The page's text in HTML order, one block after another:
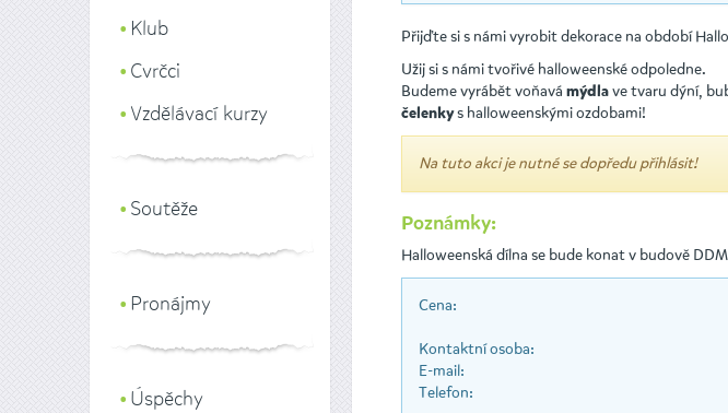
Klub
Cvrčci
Vzdělávací kurzy
Soutěže
Pronájmy
Úspěchy
Přijďte si s námi vyrobit dekorace na období
Užij si s námi tvořivé halloweenské odpoledne.
Budeme vyrábět voňavá mýdla ve tvaru dýní,
čelenkys halloweenskými ozdobami!
Na tuto akci je nutné se dopředu přihlásit!
Poznámky:
Halloweenská dílna se bude konat v budově
Cena:
Kontaktní osoba:
E-mail:
Telefon: